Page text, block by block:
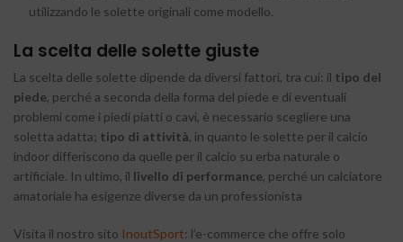
utilizzando le solette originali come modello.
La scelta delle solette giuste
La scelta delle solette dipende da diversi fattori, tra cui: il tipo del
piede, perché a seconda della forma del piede e di eventuali
problemi come i piedi piatti o cavi, è necessario scegliere una
soletta adatta; tipo di attività, in quanto le solette per il calcio
indoor differiscono da quelle per il calcio su erba naturale o
artificiale. In ultimo, il livello di performance, perché un calciatore
amatoriale ha esigenze diverse da un professionista
Visita il nostro sito InoutSport: l’e-commerce che offre solo